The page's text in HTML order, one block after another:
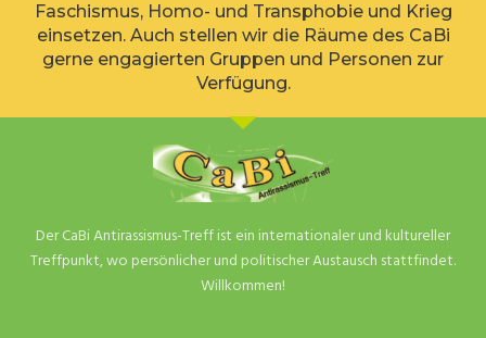
Faschismus, Homo- und Transphobie und Krieg
einsetzen. Auch stellen wir die Räume des CaBi
gerne engagierten Gruppen und Personen zur
Verfügung.
Der CaBi Antirassismus-Treff ist ein internationaler und kultureller
Treffpunkt, wo persönlicher und politischer Austausch stattfindet.
Willkommen!